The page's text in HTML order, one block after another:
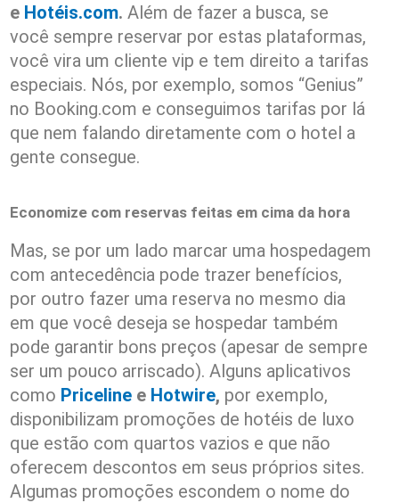
e Hotéis.com. Além de fazer a busca, se
você sempre reservar por estas plataformas,
você vira um cliente vip e tem direito a tarifas
especiais. Nós, por exemplo, somos “Genius”
no Booking.com e conseguimos tarifas por lá
que nem falando diretamente com o hotel a
gente consegue.
Economize com reservas feitas em cima da hora
Mas, se por um lado marcar uma hospedagem
com antecedência pode trazer benefícios,
por outro fazer uma reserva no mesmo dia
em que você deseja se hospedar também
pode garantir bons preços (apesar de sempre
ser um pouco arriscado). Alguns aplicativos
como Priceline e Hotwire, por exemplo,
disponibilizam promoções de hotéis de luxo
que estão com quartos vazios e que não
oferecem descontos em seus próprios sites.
Algumas promoções escondem o nome do